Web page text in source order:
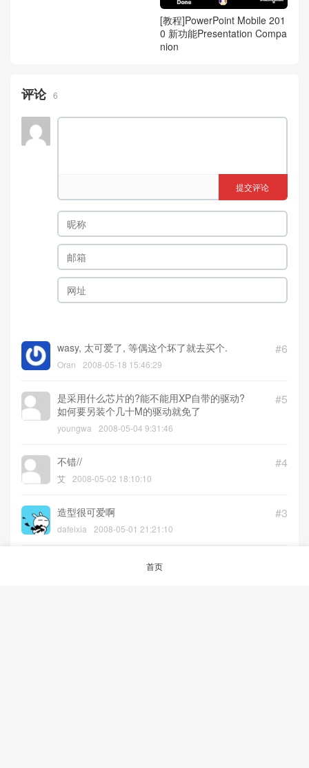
[教程]PowerPoint Mobile 201
0 新功能Presentation Compa
nion
评论 6
提交评论
#6
wasy, 太可爱了, 等偶这个坏了就去买个.
Oran 2008-05-18 15:46:29
#5
是采用什么芯片的?能不能用XP自带的驱动?
如何要另装个几十M的驱动就免了
youngwa 2008-05-04 9:31:46
#4
不错//
艾 2008-05-02 18:10:10
#3
造型很可爱啊
dafeixia 2008-05-01 21:21:10
要是能买到多好啊，现在什么网站可以买到
首页